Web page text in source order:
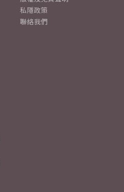
私隱政策
聯絡我們